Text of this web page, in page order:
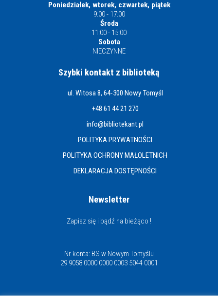
Poniedziałek, wtorek, czwartek, piątek
9:00 - 17:00
Środa
11:00 - 15:00
Sobota
NIECZYNNE
Szybki kontakt z biblioteką
ul. Witosa 8, 64-300 Nowy Tomyśl
+48 61 44 21 270
info@bibliotekant.pl
POLITYKA PRYWATNOŚCI
POLITYKA OCHRONY MAŁOLETNICH
DEKLARACJA DOSTĘPNOŚCI
Newsletter
Zapisz się i bądź na bieżąco !
Nr konta: BS w Nowym Tomyślu
29 9058 0000 0000 0003 5044 0001